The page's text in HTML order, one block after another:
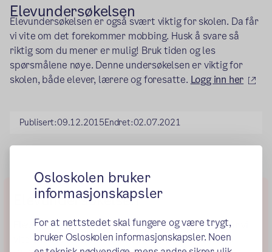
Osloskolen bruker
informasjonskapsler
For at nettstedet skal fungere og være trygt,
bruker Osloskolen informasjonskapsler. Noen
Elevundersøkelsen
Elevundersøkelsen er også svært viktig for skolen. Da får
vi vite om det forekommer mobbing. Husk å svare så
riktig som du mener er mulig! Bruk tiden og les
spørsmålene nøye. Denne undersøkelsen er viktig for
skolen, både elever, lærere og foresatte. Logg inn her
Publisert:09.12.2015Endret:02.07.2021
Elevundersøkelsen
Elevundersøkelsen er svært viktig for skolen. Da får vi
vite om det forekommer mobbing. Husk å svare så